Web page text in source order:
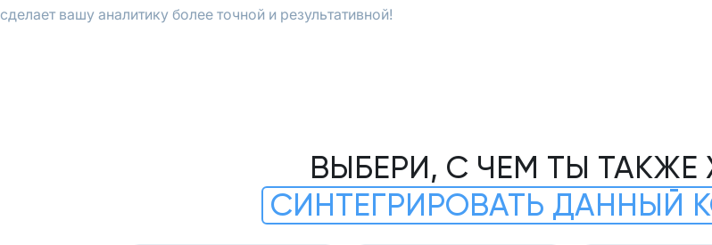
сделает вашу аналитику более точной и результативной!
ВЫБЕРИ, С ЧЕМ ТЫ ТАКЖЕ
СИНТЕГРИРОВАТЬ ДАННЫЙ